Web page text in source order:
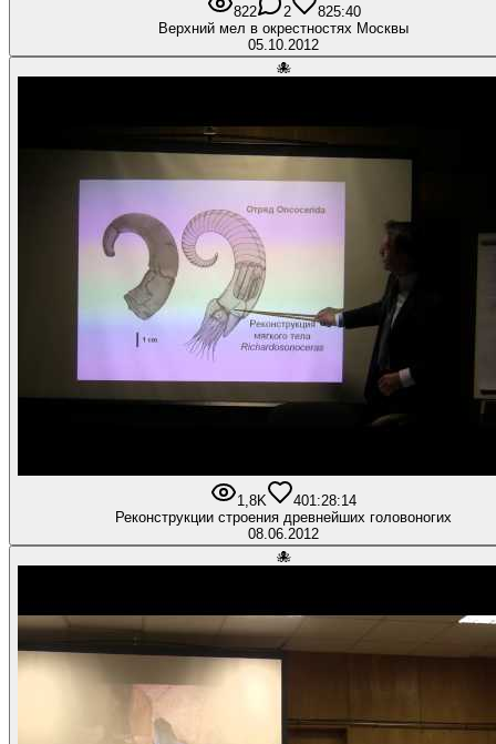
822 2 825:40
Верхний мел в окрестностях Москвы
05.10.2012
🐙
1,8K 401:28:14
Реконструкции строения древнейших головоногих
08.06.2012
🐙